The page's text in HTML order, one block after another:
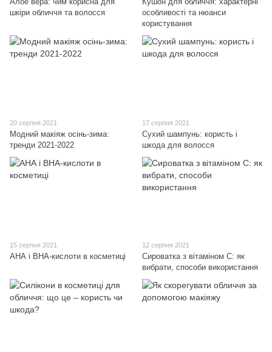
шкіри обличчя та волосся
особливості та нюанси
користування
20 серпня 2021
Модний макіяж осінь-зима:
тренди 2021-2022
17 серпня 2021
Сухий шампунь: користь і
шкода для волосся
15 серпня 2021
АНА і ВНА-кислоти в косметиці
12 серпня 2021
Сироватка з вітаміном С: як
вибрати, способи використання